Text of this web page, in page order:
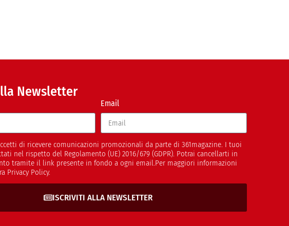
Newsletter
Email
di ricevere comunicazioni promozionali da parte di 361magazine. I tuoi
nel rispetto del Regolamento (UE) 2016/679 (GDPR). Potrai cancellarti in
tramite il link presente in fondo a ogni email.Per maggiori informazioni
Privacy Policy.
ISCRIVITI ALLA NEWSLETTER